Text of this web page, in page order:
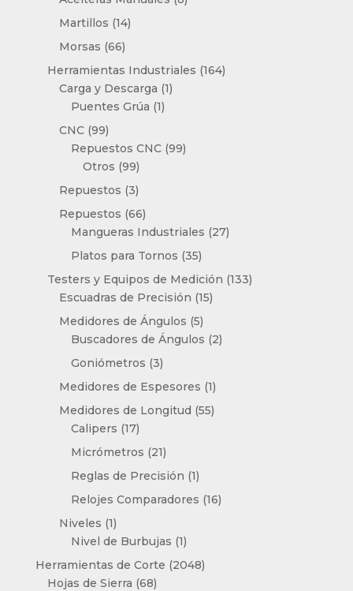
Martillos 1414
Morsas 6666
productos
Herramientas Industriales 164164
Carga y Descarga 11
Puentes Grúa 11
CNC 9999
productos
Repuestos CNC 9999
Otros 9999
productos
Repuestos 33
productos
Repuestos 6666
productos
Mangueras Industriales 2727
Platos para Tornos 3535
productos
Testers y Equipos de Medición 133133
Escuadras de Precisión 1515
Medidores de Ángulos 55
productos
Buscadores de Ángulos 22
Goniómetros 33
productos
Medidores de Espesores 11
producto
Medidores de Longitud 5555
Calipers 1717
productos
Micrómetros 2121
productos
Reglas de Precisión 11
producto
Relojes Comparadores 1616
Niveles 11
producto
Nivel de Burbujas 11
producto
Herramientas de Corte 20482048
Hojas de Sierra 6868